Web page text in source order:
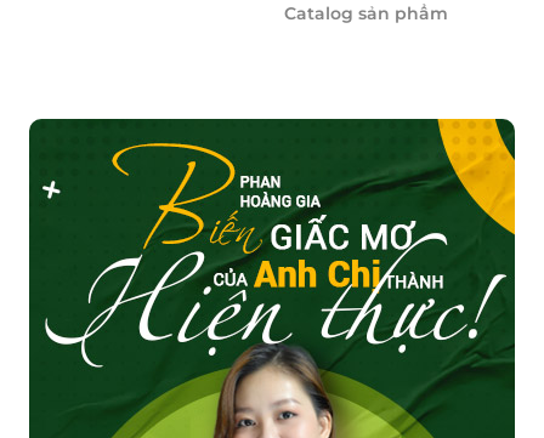
Catalog sản phẩm